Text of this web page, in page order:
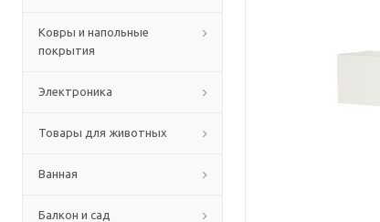
Ковры и напольные
покрытия
Электроника
Товары для животных
Ванная
Балкон и сад